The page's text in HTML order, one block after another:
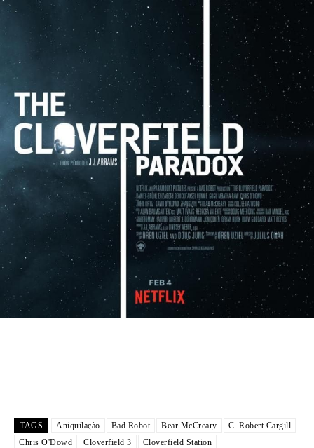
TAGS Aniquilação Bad Robot Bear McCreary
C. Robert Cargill
Chris O'Dowd
Cloverfield 3
Cloverfield Station